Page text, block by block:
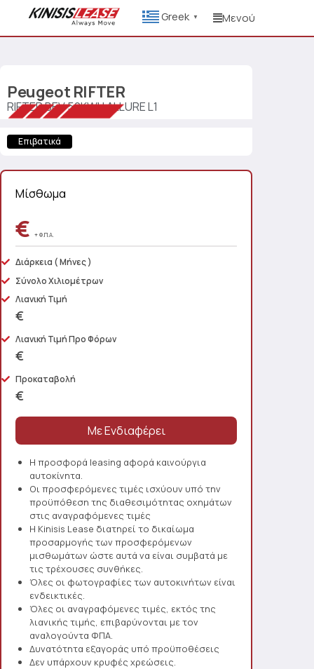
Greek ▼ Μενού
Peugeot RIFTER
RIFTER BEV 50KWH ALLURE L1
Επιβατικά
Μίσθωμα
€ + Φ.Π.Α.
Διάρκεια ( Μήνες )
Σύνολο Χιλιομέτρων
Λιανική Τιμή
€
Λιανική Τιμή Προ Φόρων
€
Προκαταβολή
€
Η προσφορά leasing αφορά καινούργια
αυτοκίνητα.
Οι προσφερόμενες τιμές ισχύουν υπό την
προϋπόθεση της διαθεσιμότητας οχημάτων
στις αναγραφόμενες τιμές
Η Kinisis Lease διατηρεί το δικαίωμα
προσαρμογής των προσφερόμενων
μισθωμάτων ώστε αυτά να είναι συμβατά με
τις τρέχουσες συνθήκες.
Όλες οι φωτογραφίες των αυτοκινήτων είναι
ενδεικτικές.
Όλες οι αναγραφόμενες τιμές, εκτός της
λιανικής τιμής, επιβαρύνονται με τον
αναλογούντα ΦΠΑ.
Δυνατότητα εξαγοράς υπό προϋποθέσεις
Δεν υπάρχουν κρυφές χρεώσεις.